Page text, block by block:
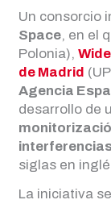
Un consorcio
Space, en el
Polonia),
de Madrid
Agencia
desarrollo de
siglas en
La iniciativa